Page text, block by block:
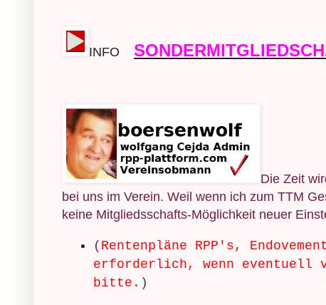
INFO
Die Zeit
bei uns im Verein. Weil wenn ich zum TTM
keine Mitgliedsschafts-Möglichkeit neuer
( Rentenpläne RPP's,
erforderlich, wenn eventuell
bitte. )